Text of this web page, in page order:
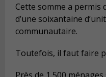
Cette somme a permis
d’une soixantaine
communautaire.
Toutefois, il faut faire